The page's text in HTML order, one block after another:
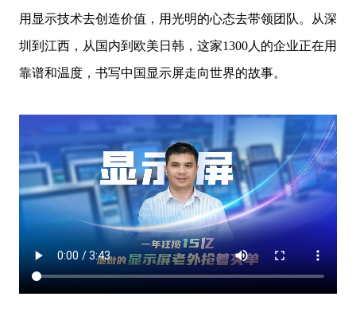
用显示技术去创造价值，用光明的心态去带领团队。从深
圳到江西，从国内到欧美日韩，这家1300人的企业正在用
靠谱和温度，书写中国显示屏走向世界的故事。